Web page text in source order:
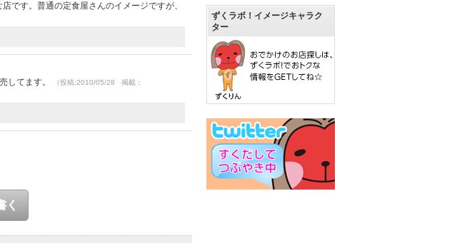
です。普通の定食屋さんのイメージですが、
してます。
（投稿:2010/05/28 掲載：
く
ずくラボ！イメージキャラク
ター